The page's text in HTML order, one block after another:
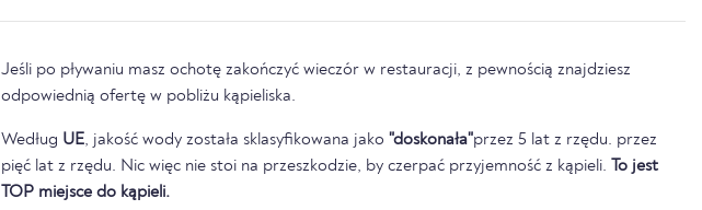
Jeśli po pływaniu masz ochotę zakończyć wieczór w restauracji, z pewnością znajdziesz
odpowiednią ofertę w pobliżu kąpieliska.
Według UE, jakość wody została sklasyfikowana jako "doskonała"przez 5 lat z rzędu. przez
pięć lat z rzędu. Nic więc nie stoi na przeszkodzie, by czerpać przyjemność z kąpieli. To jest
TOP miejsce do kąpieli.